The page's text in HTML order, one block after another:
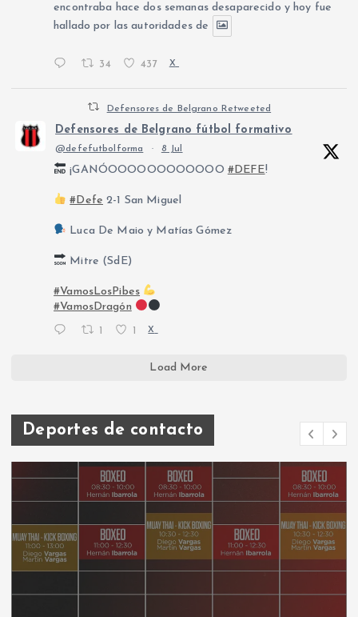
encontraba hace dos semanas desaparecido y hoy fue
hallado por las autoridades de
34 437 X
Defensores de Belgrano Retweeted
Defensores de Belgrano fútbol formativo
@defefutbolforma · 8 Jul
¡GANÓOOOOOOOOOOOO #DEFE!
#Defe 2-1 San Miguel
Luca De Maio y Matías Gómez
Mitre (SdE)
#VamosLosPibes
#VamosDragón
1 1 X
Load More
Deportes de contacto